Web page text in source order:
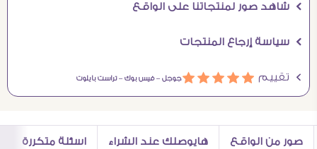
Ö شاهد صور لمنتجاتنا على الواقع
Ö سياسة إرجاع المنتجات
Ö تقييم áááááجوجل –فيس بوك –تراست بايلوت
صور من الواقع هايوصلك عند الشراء اسئلة متكررة